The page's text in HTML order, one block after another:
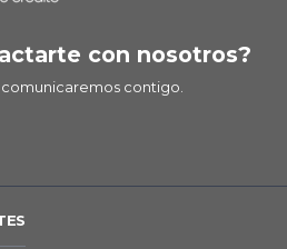
con nosotros?
contigo.